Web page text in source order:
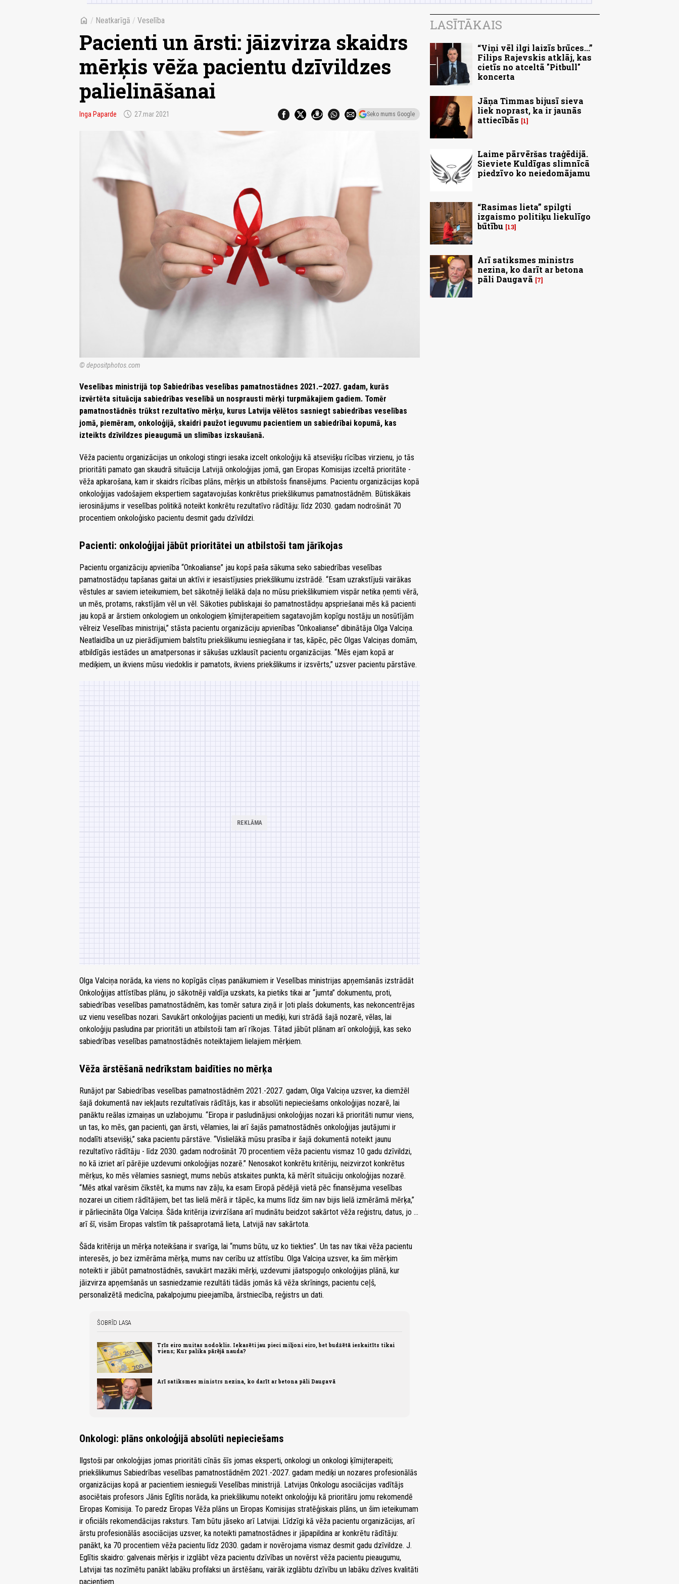
home / Neatkarīgā / Veselība
Pacienti un ārsti: jāizvirza skaidrs
mērķis vēža pacientu dzīvildzes
palielināšanai
Inga Paparde schedule 27.mar 2021 Seko mums Google
© depositphotos.com
Veselības ministrijā top Sabiedrības veselības pamatnostādnes 2021.–2027. gadam, kurās
izvērtēta situācija sabiedrības veselībā un nosprausti mērķi turpmākajiem gadiem. Tomēr
pamatnostādnēs trūkst rezultatīvo mērķu, kurus Latvija vēlētos sasniegt sabiedrības veselības
jomā, piemēram, onkoloģijā, skaidri paužot ieguvumu pacientiem un sabiedrībai kopumā, kas
izteikts dzīvildzes pieaugumā un slimības izskaušanā.
Vēža pacientu organizācijas un onkologi stingri iesaka izcelt onkoloģiju kā atsevišķu rīcības virzienu, jo tās
prioritāti pamato gan skaudrā situācija Latvijā onkoloģijas jomā, gan Eiropas Komisijas izceltā prioritāte -
vēža apkarošana, kam ir skaidrs rīcības plāns, mērķis un atbilstošs finansējums. Pacientu organizācijas kopā
onkoloģijas vadošajiem ekspertiem sagatavojušas konkrētus priekšlikumus pamatnostādnēm. Būtiskākais
ierosinājums ir veselības politikā noteikt konkrētu rezultatīvo rādītāju: līdz 2030. gadam nodrošināt 70
procentiem onkoloģisko pacientu desmit gadu dzīvildzi.
Pacienti: onkoloģijai jābūt prioritātei un atbilstoši tam jārīkojas
Pacientu organizāciju apvienība “Onkoalianse” jau kopš paša sākuma seko sabiedrības veselības
pamatnostādņu tapšanas gaitai un aktīvi ir iesaistījusies priekšlikumu izstrādē. “Esam uzrakstījuši vairākas
vēstules ar saviem ieteikumiem, bet sākotnēji lielākā daļa no mūsu priekšlikumiem vispār netika ņemti vērā,
un mēs, protams, rakstījām vēl un vēl. Sākoties publiskajai šo pamatnostādņu apspriešanai mēs kā pacienti
jau kopā ar ārstiem onkologiem un onkologiem ķīmijterapeitiem sagatavojām kopīgu nostāju un nosūtījām
vēlreiz Veselības ministrijai,” stāsta pacientu organizāciju apvienības “Onkoalianse” dibinātāja Olga Valciņa.
Neatlaidība un uz pierādījumiem balstītu priekšlikumu iesniegšana ir tas, kāpēc, pēc Olgas Valciņas domām,
atbildīgās iestādes un amatpersonas ir sākušas uzklausīt pacientu organizācijas. “Mēs ejam kopā ar
mediķiem, un ikviens mūsu viedoklis ir pamatots, ikviens priekšlikums ir izsvērts,” uzsver pacientu pārstāve.
Olga Valciņa norāda, ka viens no kopīgās cīņas panākumiem ir Veselības ministrijas apņemšanās izstrādāt
Onkoloģijas attīstības plānu, jo sākotnēji valdīja uzskats, ka pietiks tikai ar “jumta” dokumentu, proti,
sabiedrības veselības pamatnostādnēm, kas tomēr satura ziņā ir ļoti plašs dokuments, kas nekoncentrējas
uz vienu veselības nozari. Savukārt onkoloģijas pacienti un mediķi, kuri strādā šajā nozarē, vēlas, lai
onkoloģiju pasludina par prioritāti un atbilstoši tam arī rīkojas. Tātad jābūt plānam arī onkoloģijā, kas seko
sabiedrības veselības pamatnostādnēs noteiktajiem lielajiem mērķiem.
Vēža ārstēšanā nedrīkstam baidīties no mērķa
Runājot par Sabiedrības veselības pamatnostādnēm 2021.-2027. gadam, Olga Valciņa uzsver, ka diemžēl
šajā dokumentā nav iekļauts rezultatīvais rādītājs, kas ir absolūti nepieciešams onkoloģijas nozarē, lai
panāktu reālas izmaiņas un uzlabojumu. “Eiropa ir pasludinājusi onkoloģijas nozari kā prioritāti numur viens,
un tas, ko mēs, gan pacienti, gan ārsti, vēlamies, lai arī šajās pamatnostādnēs onkoloģijas jautājumi ir
nodalīti atsevišķi,” saka pacientu pārstāve. “Vislielākā mūsu prasība ir šajā dokumentā noteikt jaunu
rezultatīvo rādītāju - līdz 2030. gadam nodrošināt 70 procentiem vēža pacientu vismaz 10 gadu dzīvildzi,
no kā izriet arī pārējie uzdevumi onkoloģijas nozarē.” Nenosakot konkrētu kritēriju, neizvirzot konkrētus
mērķus, ko mēs vēlamies sasniegt, mums nebūs atskaites punkta, kā mērīt situāciju onkoloģijas nozarē.
“Mēs atkal varēsim čīkstēt, ka mums nav zāļu, ka esam Eiropā pēdējā vietā pēc finansējuma veselības
nozarei un citiem rādītājiem, bet tas lielā mērā ir tāpēc, ka mums līdz šim nav bijis lielā izmērāmā mērķa,”
ir pārliecināta Olga Valciņa. Šāda kritērija izvirzīšana arī mudinātu beidzot sakārtot vēža reģistru, datus, jo …
arī šī, visām Eiropas valstīm tik pašsaprotamā lieta, Latvijā nav sakārtota.
Šāda kritērija un mērķa noteikšana ir svarīga, lai “mums būtu, uz ko tiekties”. Un tas nav tikai vēža pacientu
interesēs, jo bez izmērāma mērķa, mums nav cerību uz attīstību. Olga Valciņa uzsver, ka šim mērķim
noteikti ir jābūt pamatnostādnēs, savukārt mazāki mērķi, uzdevumi jāatspoguļo onkoloģijas plānā, kur
jāizvirza apņemšanās un sasniedzamie rezultāti tādās jomās kā vēža skrīnings, pacientu ceļš,
personalizētā medicīna, pakalpojumu pieejamība, ārstniecība, reģistrs un dati.
ŠOBRĪD LASA
Trīs eiro muitas nodoklis. Iekasēti jau pieci miljoni eiro, bet budžētā ieskaitīts tikai
viens; Kur palika pārējā nauda?
Arī satiksmes ministrs nezina, ko darīt ar betona pāli Daugavā
Onkologi: plāns onkoloģijā absolūti nepieciešams
Ilgstoši par onkoloģijas jomas prioritāti cīnās šīs jomas eksperti, onkologi un onkologi ķīmijterapeiti;
priekšlikumus Sabiedrības veselības pamatnostādnēm 2021.-2027. gadam mediķi un nozares profesionālās
organizācijas kopā ar pacientiem iesnieguši Veselības ministrijā. Latvijas Onkologu asociācijas vadītājs
asociētais profesors Jānis Eglītis norāda, ka priekšlikumu noteikt onkoloģiju kā prioritāru jomu rekomendē
Eiropas Komisija. To paredz Eiropas Vēža plāns un Eiropas Komisijas stratēģiskais plāns, un šim ieteikumam
ir oficiāls rekomendācijas raksturs. Tam būtu jāseko arī Latvijai. Līdzīgi kā vēža pacientu organizācijas, arī
ārstu profesionālās asociācijas uzsver, ka noteikti pamatnostādnes ir jāpapildina ar konkrētu rādītāju:
panākt, ka 70 procentiem vēža pacientu līdz 2030. gadam ir novērojama vismaz desmit gadu dzīvildze. J.
Eglītis skaidro: galvenais mērķis ir izglābt vēza pacientu dzīvības un novērst vēža pacientu pieaugumu,
Latvijai tas nozīmētu panākt labāku profilaksi un ārstēšanu, vairāk izglābtu dzīvību un labāku dzīves kvalitāti
pacientiem.
LASĪTĀKAIS
“Viņi vēl ilgi laizīs brūces...”
Filips Rajevskis atklāj, kas
cietīs no atceltā "Pitbull"
koncerta
Jāņa Timmas bijusī sieva
liek noprast, ka ir jaunās
attiecībās
1
Laime pārvēršas traģēdijā.
Sieviete Kuldīgas slimnīcā
piedzīvo ko neiedomājamu
“Rasimas lieta” spilgti
izgaismo politiķu liekulīgo
būtību 13
Arī satiksmes ministrs
nezina, ko darīt ar betona
pāli Daugavā
7